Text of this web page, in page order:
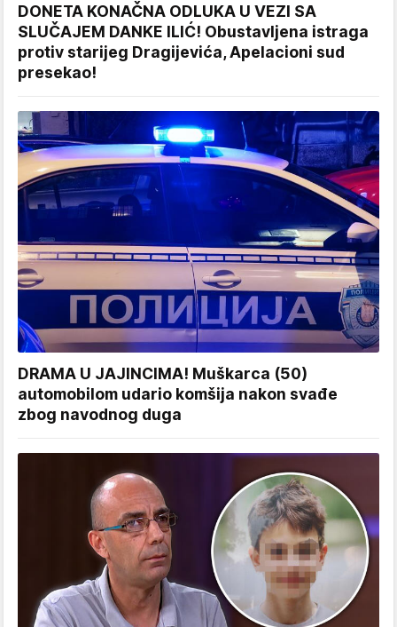
DONETA KONAČNA ODLUKA U VEZI SA
SLUČAJEM DANKE ILIĆ! Obustavljena istraga
protiv starijeg Dragijevića, Apelacioni sud
presekao!
DRAMA U JAJINCIMA! Muškarca (50)
automobilom udario komšija nakon svađe
zbog navodnog duga